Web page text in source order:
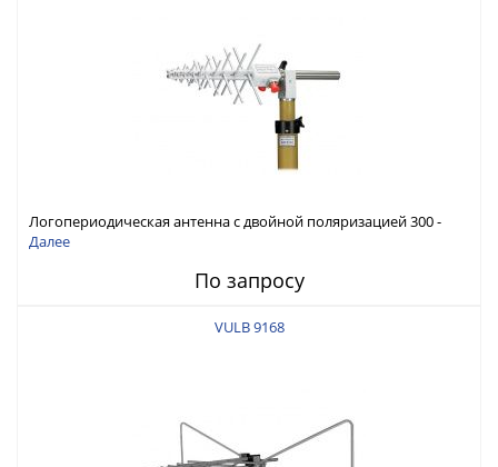
Логопериодическая антенна с двойной поляризацией 300 -
3000 МГц
Далее
По запросу
VULB 9168